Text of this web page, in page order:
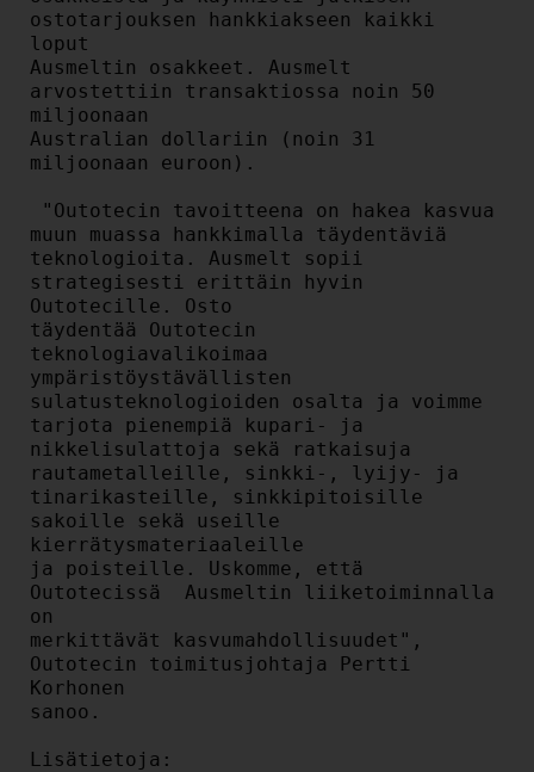
ostotarjouksen hankkiakseen kaikki
loput
Ausmeltin osakkeet. Ausmelt
arvostettiin transaktiossa noin 50
miljoonaan
Australian dollariin (noin 31
miljoonaan euroon).
"Outotecin tavoitteena on hakea kasvua
muun muassa hankkimalla täydentäviä
teknologioita. Ausmelt sopii
strategisesti erittäin hyvin
Outotecille. Osto
täydentää Outotecin
teknologiavalikoimaa
ympäristöystävällisten
sulatusteknologioiden osalta ja voimme
tarjota pienempiä kupari- ja
nikkelisulattoja sekä ratkaisuja
rautametalleille, sinkki-, lyijy- ja
tinarikasteille, sinkkipitoisille
sakoille sekä useille
kierrätysmateriaaleille
ja poisteille. Uskomme, että
Outotecissä  Ausmeltin liiketoiminnalla
on
merkittävät kasvumahdollisuudet",
Outotecin toimitusjohtaja Pertti
Korhonen
sanoo.
Lisätietoja: